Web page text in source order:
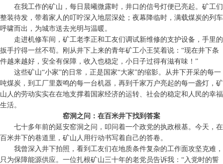
在我工作的矿山，每日晨曦微露时，井口的信号灯便已亮起。矿工们
整装待发，带着家人的叮咛深入地层深处；夜幕降临时，满载煤炭的列车
呼啸而出，为城市送去光明与温暖。
走进机修车间，矿工老李正和工友们调试新维修的支护设备，手里的
扳手拧得一丝不苟。刚从井下上来的青年矿工小王笑着说：“现在井下条
件越来越好，安全有保障，收入也稳定，小日子过得有滋有味！”
这些矿山“小家”的日常，正是国家“大家”的缩影。从井下开采的每一
吨煤炭，到工厂里轰鸣的每一台机器，再到千家万户亮起的每一盏灯，矿
山人的劳动实实在在地支撑着国家经济的运转、社会的稳定和人民的幸福
生活。
窑洞之问：在百米井下找到答案
七十多年前的延安窑洞之问，叩问着一个政党的执政根基。今天，在
百米井下的巷道里，矿山人用行动书写着自己的答卷。
我曾深入井下拍照，看到工友们在地质条件复杂的工作面攻坚克难，
只为保障能源供应。一位扎根矿山三十年的老党员告诉我：“入党时的誓